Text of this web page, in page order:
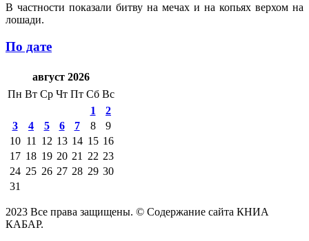
В частности показали битву на мечах и на копьях верхом на
лошади.
По дате
август 2026
Пн Вт Ср Чт Пт Сб Вс
1
2
3
4 5 6 7 8
9
10 11 12 13 14 15 16
17 18 19 20 21 22 23
24 25 26 27 28 29 30
31
2023 Все права защищены. © Содержание сайта КНИА
КАБАР.